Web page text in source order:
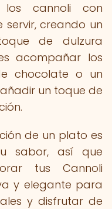
los cannoli con
creando un
de dulzura
acompañar los
chocolate o un
un toque de
de un plato es
sabor, así que
tus Cannoli
y elegante para
y disfrutar de